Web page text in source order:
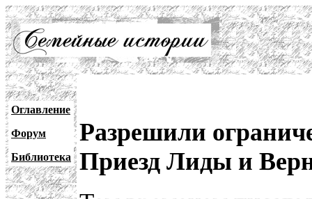
Оглавление
Форум
Библиотека
Разрешили
Приезд Лиды и